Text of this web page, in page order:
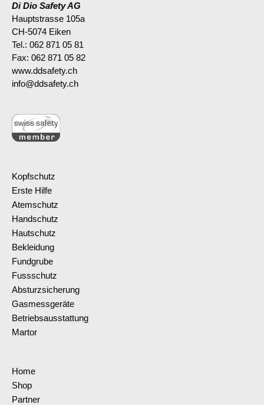
Di Dio Safety AG
Hauptstrasse 105a
CH-5074 Eiken
Tel.: 062 871 05 81
Fax: 062 871 05 82
www.ddsafety.ch
info@ddsafety.ch
Kopfschutz
Erste Hilfe
Atemschutz
Handschutz
Hautschutz
Bekleidung
Fundgrube
Fussschutz
Absturzsicherung
Gasmessgeräte
Betriebsausstattung
Martor
Home
Shop
Partner